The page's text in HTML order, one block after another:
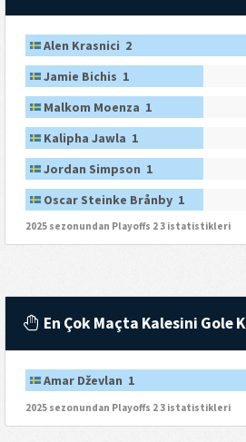
Alen Krasnici 2
Jamie Bichis 1
Malkom Moenza 1
Kalipha Jawla 1
Jordan Simpson 1
Oscar Steinke Brånby 1
2025 sezonundan Playoffs 2 3 istatistikleri
En Çok Maçta Kalesini Gole
Amar Dževlan 1
2025 sezonundan Playoffs 2 3 istatistikleri